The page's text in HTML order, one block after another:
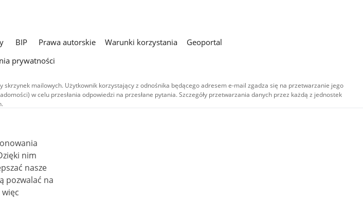
BIP Prawa autorskie Warunki korzystania
Geoportal
prywatności
mailowych. Użytkownik korzystający z odnośnika będącego adresem e-mail zgadza się na przetwarzanie jego
w celu przesłania odpowiedzi na przesłane pytania. Szczegóły przetwarzania danych przez każdą z jednostek
treści audiowizualnych), są
uznanie autorstwa - na tych samych
w tym zdjęcia, materiały audio i wideo,
uznanie autorstwa użycie niekomercyjne -
ile nie jest to stwierdzone inaczej.
nasze